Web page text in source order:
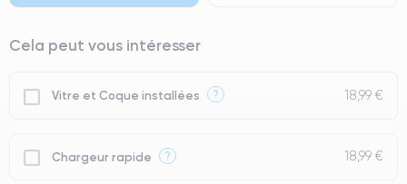
Cela peut vous intéresser
Vitre et Coque installées ? 18,99 €
Chargeur rapide ? 18,99 €